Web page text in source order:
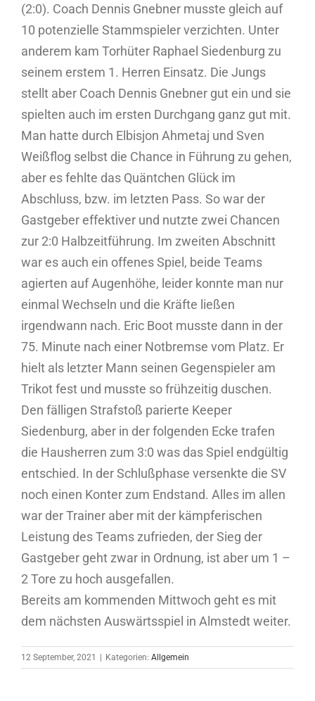
(2:0). Coach Dennis Gnebner musste gleich auf
10 potenzielle Stammspieler verzichten. Unter
anderem kam Torhüter Raphael Siedenburg zu
seinem erstem 1. Herren Einsatz. Die Jungs
stellt aber Coach Dennis Gnebner gut ein und sie
spielten auch im ersten Durchgang ganz gut mit.
Man hatte durch Elbisjon Ahmetaj und Sven
Weißflog selbst die Chance in Führung zu gehen,
aber es fehlte das Quäntchen Glück im
Abschluss, bzw. im letzten Pass. So war der
Gastgeber effektiver und nutzte zwei Chancen
zur 2:0 Halbzeitführung. Im zweiten Abschnitt
war es auch ein offenes Spiel, beide Teams
agierten auf Augenhöhe, leider konnte man nur
einmal Wechseln und die Kräfte ließen
irgendwann nach. Eric Boot musste dann in der
75. Minute nach einer Notbremse vom Platz. Er
hielt als letzter Mann seinen Gegenspieler am
Trikot fest und musste so frühzeitig duschen.
Den fälligen Strafstoß parierte Keeper
Siedenburg, aber in der folgenden Ecke trafen
die Hausherren zum 3:0 was das Spiel endgültig
entschied. In der Schlußphase versenkte die SV
noch einen Konter zum Endstand. Alles im allen
war der Trainer aber mit der kämpferischen
Leistung des Teams zufrieden, der Sieg der
Gastgeber geht zwar in Ordnung, ist aber um 1 –
2 Tore zu hoch ausgefallen.
Bereits am kommenden Mittwoch geht es mit
dem nächsten Auswärtsspiel in Almstedt weiter.
12 September, 2021 | Kategorien: Allgemein